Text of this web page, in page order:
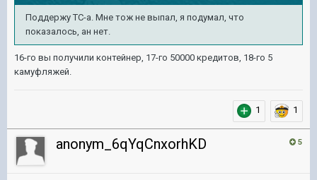
Поддержу ТС-а. Мне тож не выпал, я подумал, что
показалось, ан нет.
16-го вы получили контейнер, 17-го 50000 кредитов, 18-го 5
камуфляжей.
1 1
5
anonym_6qYqCnxorhKD